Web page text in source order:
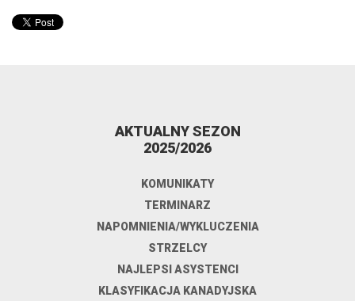
AKTUALNY SEZON
2025/2026
KOMUNIKATY
TERMINARZ
NAPOMNIENIA/WYKLUCZENIA
STRZELCY
NAJLEPSI ASYSTENCI
KLASYFIKACJA KANADYJSKA